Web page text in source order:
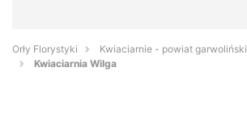
Orły Florystyki
Kwiaciarnie - powiat garwoliński
Kwiaciarnia Wilga